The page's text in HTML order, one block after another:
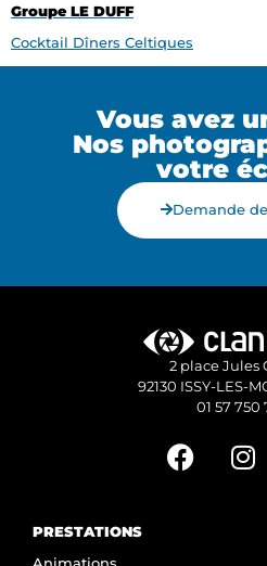
Groupe LE DUFF
Cocktail Dîners Celtiques
Vous avez
Nos
votre
Demande
2 place Jules
92130 ISSY-LES-
01 57 750
PRESTATIONS